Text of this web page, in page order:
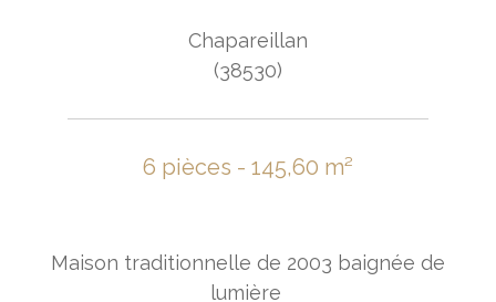
Chapareillan
(38530)
6 pièces - 145,60 m²
Maison traditionnelle de 2003 baignée de
lumière